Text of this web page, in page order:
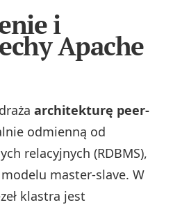
i
Apache
architekturę peer-
odmienną od
relacyjnych (RDBMS),
master-slave. W
klastra jest